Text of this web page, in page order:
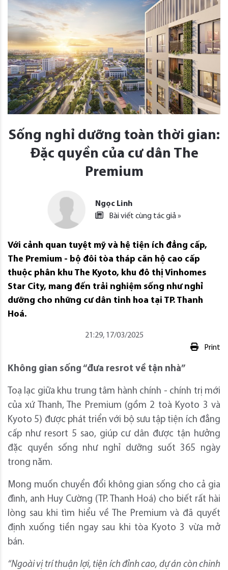
Sống nghỉ dưỡng toàn thời gian:
Đặc quyền của cư dân The
Premium
Ngọc Linh
Bài viết cùng tác giả »
Với cảnh quan tuyệt mỹ và hệ tiện ích đẳng cấp,
The Premium - bộ đôi tòa tháp căn hộ cao cấp
thuộc phân khu The Kyoto, khu đô thị Vinhomes
Star City, mang đến trải nghiệm sống như nghỉ
dưỡng cho những cư dân tinh hoa tại TP. Thanh
Hoá.
21:29, 17/03/2025
Print
Không gian sống “đưa resrot về tận nhà”
Toạ lạc giữa khu trung tâm hành chính - chính trị mới
của xứ Thanh, The Premium (gồm 2 toà Kyoto 3 và
Kyoto 5) được phát triển với bộ sưu tập tiện ích đẳng
cấp như resort 5 sao, giúp cư dân được tận hưởng
đặc quyền sống như nghỉ dưỡng suốt 365 ngày
trong năm.
Mong muốn chuyển đổi không gian sống cho cả gia
đình, anh Huy Cường (TP. Thanh Hoá) cho biết rất hài
lòng sau khi tìm hiểu về The Premium và đã quyết
định xuống tiền ngay sau khi tòa Kyoto 3 vừa mở
bán.
“Ngoài vị trí thuận lợi, tiện ích đỉnh cao, dự án còn chinh